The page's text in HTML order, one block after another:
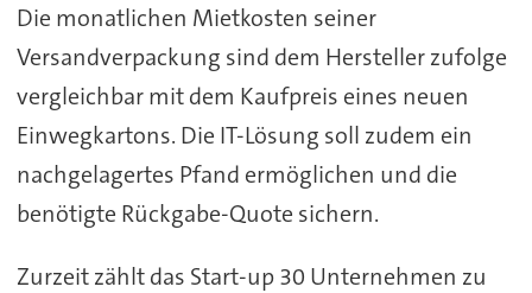
Die monatlichen Mietkosten seiner
Versandverpackung sind dem Hersteller zufolge
vergleichbar mit dem Kaufpreis eines neuen
Einwegkartons. Die IT-Lösung soll zudem ein
nachgelagertes Pfand ermöglichen und die
benötigte Rückgabe-Quote sichern.
Zurzeit zählt das Start-up 30 Unternehmen zu